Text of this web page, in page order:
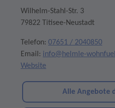
Wilhelm-Stahl-Str. 3
79822 Titisee-Neustadt
Telefon: 07651 / 2040850
Email: info@helmle-
Website
Alle Angebote